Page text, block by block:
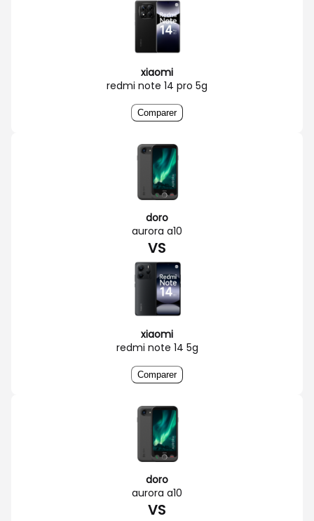
xiaomi
redmi note 14 pro 5g
Comparer
doro
aurora a10
VS
xiaomi
redmi note 14 5g
Comparer
doro
aurora a10
VS